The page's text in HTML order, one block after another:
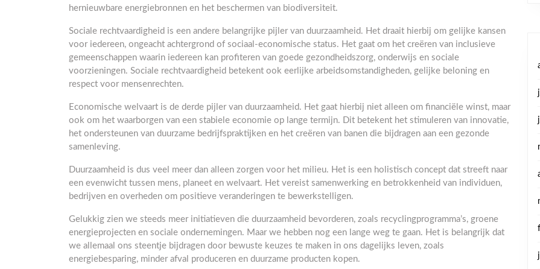
hernieuwbare energiebronnen en het beschermen van biodiversiteit.
Sociale rechtvaardigheid is een andere belangrijke pijler van duurzaamheid. Het draait hierbij om gelijke kansen
voor iedereen, ongeacht achtergrond of sociaal-economische status. Het gaat om het creëren van inclusieve
gemeenschappen waarin iedereen kan profiteren van goede gezondheidszorg, onderwijs en sociale
voorzieningen. Sociale rechtvaardigheid betekent ook eerlijke arbeidsomstandigheden, gelijke beloning en
respect voor mensenrechten.
Economische welvaart is de derde pijler van duurzaamheid. Het gaat hierbij niet alleen om financiële winst, maar
ook om het waarborgen van een stabiele economie op lange termijn. Dit betekent het stimuleren van innovatie,
het ondersteunen van duurzame bedrijfspraktijken en het creëren van banen die bijdragen aan een gezonde
samenleving.
Duurzaamheid is dus veel meer dan alleen zorgen voor het milieu. Het is een holistisch concept dat streeft naar
een evenwicht tussen mens, planeet en welvaart. Het vereist samenwerking en betrokkenheid van individuen,
bedrijven en overheden om positieve veranderingen te bewerkstelligen.
Gelukkig zien we steeds meer initiatieven die duurzaamheid bevorderen, zoals recyclingprogramma’s, groene
energieprojecten en sociale ondernemingen. Maar we hebben nog een lange weg te gaan. Het is belangrijk dat
we allemaal ons steentje bijdragen door bewuste keuzes te maken in ons dagelijks leven, zoals
energiebesparing, minder afval produceren en duurzame producten kopen.